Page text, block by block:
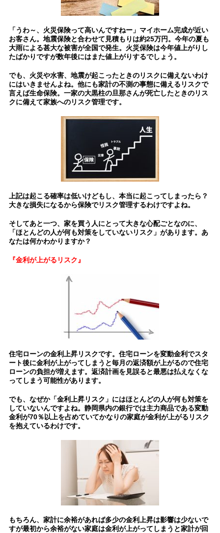
「うわ～、火災保険って高いんですねー」マイホーム完成が近い
お客さん。地震保険と合わせて見積もりは約25万円。今年の夏も
大雨による甚大な被害が全国で発生。火災保険は今年値上がりし
たばかりですが数年後にはまた値上がりするでしょう。
でも、火災や水害、地震が起こったときのリスクに備えないわけ
にはいきませんよね。他にも家計の不測の事態に備えるリスクで
言えば生命保険。一家の大黒柱の旦那さんが死亡したときのリス
クに備えて家族へのリスク管理です。
上記は起こる確率は低いけどもし、本当に起こってしまったら？
大きな損失になるから保険でリスク管理するわけですよね。
そしてあと一つ、家を買う人にとって大きな心配ごとなのに、
「ほとんどの人が何も対策をしていないリスク」があります。あ
なたは何かわかりますか？
『金利が上がるリスク』
住宅ローンの金利上昇リスクです。住宅ローンを変動金利でスタ
ート後に金利が上がってしまうと毎月の返済額が上がるので住宅
ローンの負担が増えます。返済計画を見誤ると最悪は払えなくな
ってしまう可能性があります。
でも、なぜか「金利上昇リスク」にはほとんどの人が何も対策を
していないんですよね。静岡県内の銀行では主力商品である変動
金利が70％以上を占めていてかなりの家庭が金利が上がるリスク
を抱えているわけです。
もちろん、家計に余裕があれば多少の金利上昇は影響は少ないで
すが最初から余裕がない家庭は金利が上がってしまうと家計が回